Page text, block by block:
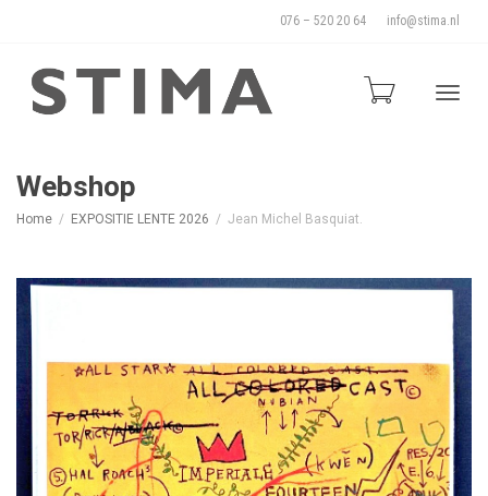
076 – 520 20 64 info@stima.nl
de
Webshop
Home EXPOSITIE LENTE 2026 Jean Michel Basquiat.